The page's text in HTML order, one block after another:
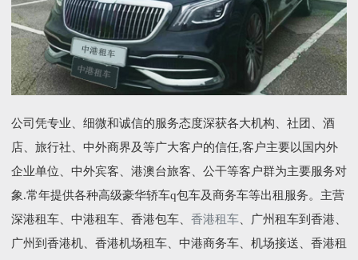
公司凭专业、细微和诚信的服务态度深获各大机构、社团、酒
店、旅行社、中外商界及等广大客户的信任,客户主要以国内外
企业单位、中外宾客、港澳台旅客、公干等客户群为主要服务对
象.常年提供各种高级豪华轿车q包车及商务车等出租服务。主营
深港租车、中港租车、香港包车、 香港租车、广州租车到香港、
广州到香港机、香港机场租车、中港商务车、机场接送、香港租